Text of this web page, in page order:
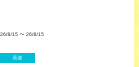
26/8/15 〜 26/8/15
音楽